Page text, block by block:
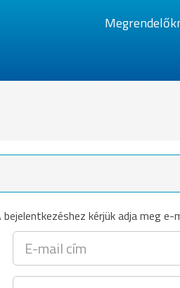
bejelentkezéshez kérjük adja meg